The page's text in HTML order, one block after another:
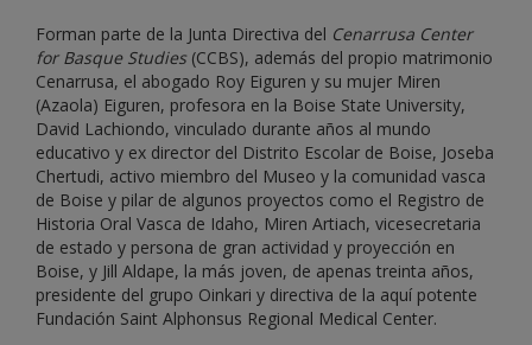
Forman parte de la Junta Directiva del Cenarrusa Center
for Basque Studies(CCBS), además del propio matrimonio
Cenarrusa, el abogado Roy Eiguren y su mujer Miren
(Azaola) Eiguren, profesora en la Boise State University,
David Lachiondo, vinculado durante años al mundo
educativo y ex director del Distrito Escolar de Boise, Joseba
Chertudi, activo miembro del Museo y la comunidad vasca
de Boise y pilar de algunos proyectos como el Registro de
Historia Oral Vasca de Idaho, Miren Artiach, vicesecretaria
de estado y persona de gran actividad y proyección en
Boise, y Jill Aldape, la más joven, de apenas treinta años,
presidente del grupo Oinkari y directiva de la aquí potente
Fundación Saint Alphonsus Regional Medical Center.